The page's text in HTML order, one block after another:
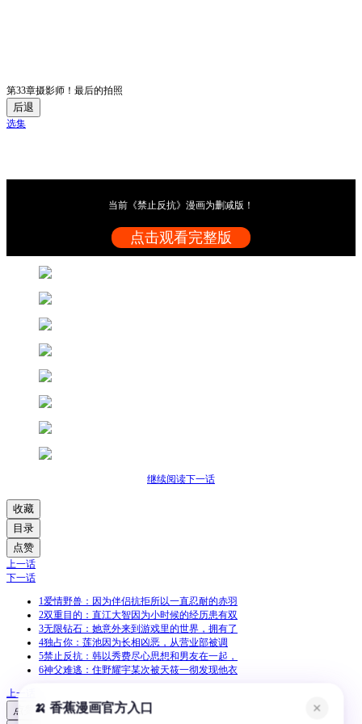
第33章摄影师！最后的拍照
后退
选集
当前《禁止反抗》漫画为删减版！
点击观看完整版
继续阅读下一话
收藏
目录
点赞
上一话
下一话
1爱情野兽：因为伴侣抗拒所以一直忍耐的赤羽
2双重目的：直江大智因为小时候的经历患有双
3无限钻石：她意外来到游戏里的世界，拥有了
4独占你：莲池因为长相凶恶，从营业部被调
5禁止反抗：韩以秀费尽心思想和男友在一起，
6神父难逃：住野耀宇某次被天筱一彻发现他衣
上一话
点赞
🍌 香蕉漫画官方入口 ✕